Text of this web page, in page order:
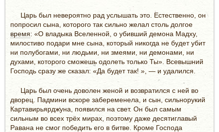
Царь был невероятно рад услышать это. Естественно, он
попросил сына, которого так сильно желал столь долгое
время: «О владыка Вселенной, о убивший демона Мадху,
милостиво подари мне сына, который никогда не будет убит
ни полубогами, ни людьми, ни змеями, ни демонами, ни
духами, которого сможешь одолеть только Ты». Всевышний
Господь сразу же сказал: «Да будет так! », — и удалился.
Царь был очень доволен женой и возвратился с ней во
дворец. Падмини вскоре забеременела, и сын, сильнорукий
Картавирьярджуна, появился на свет. Он был самым
сильным во всех трёх мирах, поэтому даже десятиглавый
Равана не смог победить его в битве. Кроме Господа